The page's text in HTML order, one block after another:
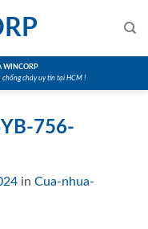
WINCORP
cháy uy tín tại HCM !
756-
in Cua-nhua-